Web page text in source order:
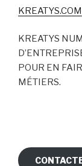
KREATYS.COM
KREATYS
POUR EN
MÉTIERS.